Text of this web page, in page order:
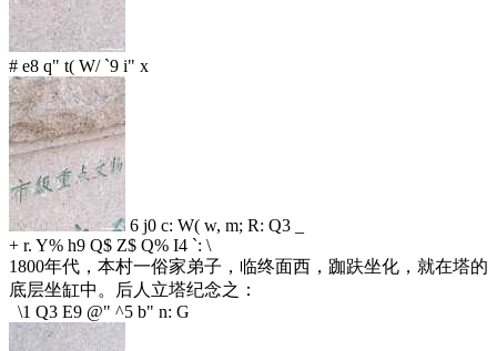
# e8 q" t( W/ `9 i" x
6 j0 c: W( w, m; R: Q3 _
+ r. Y% h9 Q$ Z$ Q% I4 `: \
1800年代，本村一俗家弟子，临终面西，跏趺坐化，就在塔的
底层坐缸中。后人立塔纪念之：
\1 Q3 E9 @" ^5 b" n: G